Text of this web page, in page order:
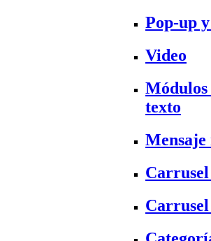
Pop-up
Video
Módulos
texto
Mensaje
Carrusel